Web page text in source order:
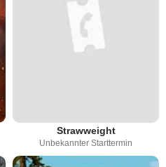
Strawweight
Unbekannter Starttermin